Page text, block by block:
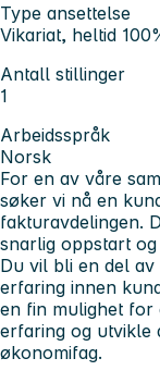
Type ansettelse
Vikariat, heltid
Antall stillinger
1
Arbeidsspråk
Norsk
For en av våre
søker vi nå en
fakturavdelingen.
snarlig oppstart
Du vil bli en del
erfaring innen
en fin mulighet for
erfaring og utvikle
økonomifag.